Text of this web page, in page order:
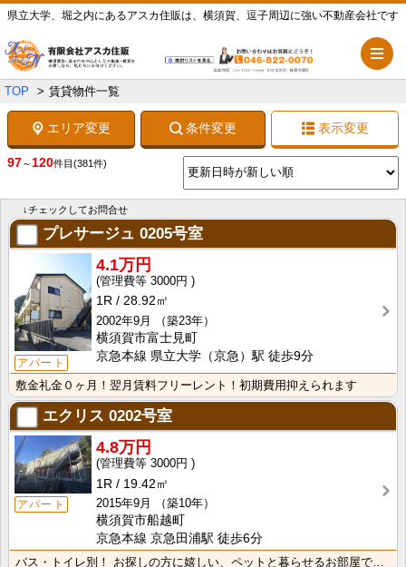
県立大学、堀之内にあるアスカ住販は、横須賀、逗子周辺に強い不動産会社です
TOP 賃貸物件一覧
エリア変更 条件変更 表示変更
97～ 120件目(381件)
↓チェックしてお問合せ
プレサージュ 0205号室
アパート
4.1万円
3000円
1R
28.92㎡
2002年9月
（築23年）
横須賀市富士見町
京急本線 県立大学（京急）駅 徒歩9分
敷金礼金０ヶ月！翌月賃料フリーレント！初期費用抑えられます
エクリス 0202号室
アパート
4.8万円
3000円
1R
19.42㎡
2015年9月
（築10年）
横須賀市船越町
京急本線 京急田浦駅 徒歩6分